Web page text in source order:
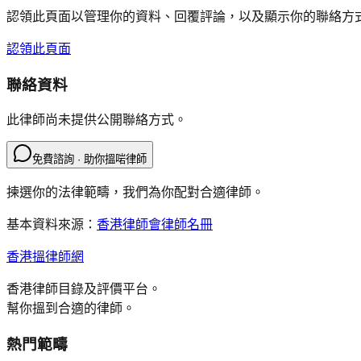
認領此頁面以管理你的資料、回覆評論，以及顯示你的聯絡方
認領此頁面
聯絡資料
此律師尚未提供公開聯絡方式。
免費諮詢 · 助你搵啱律師
揀選你的法律範疇，我們為你配對合適律師。
基本資料來源： 香港律師會律師名冊
香港搵律師網
香港律師目錄及評價平台。
幫你搵到合適的律師。
熱門範疇